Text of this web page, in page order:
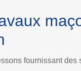
fournissant des